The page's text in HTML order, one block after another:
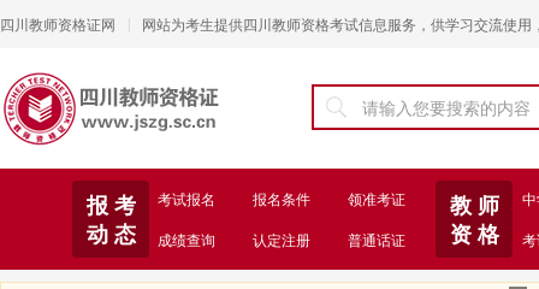
四川教师资格证网 网站为考生提供四川教师资格考试信息服务，供学习交流使
报 考
动 态
考试报名 报名条件
领准考证
成绩查询
认定注册 普通话证
教 师
资 格